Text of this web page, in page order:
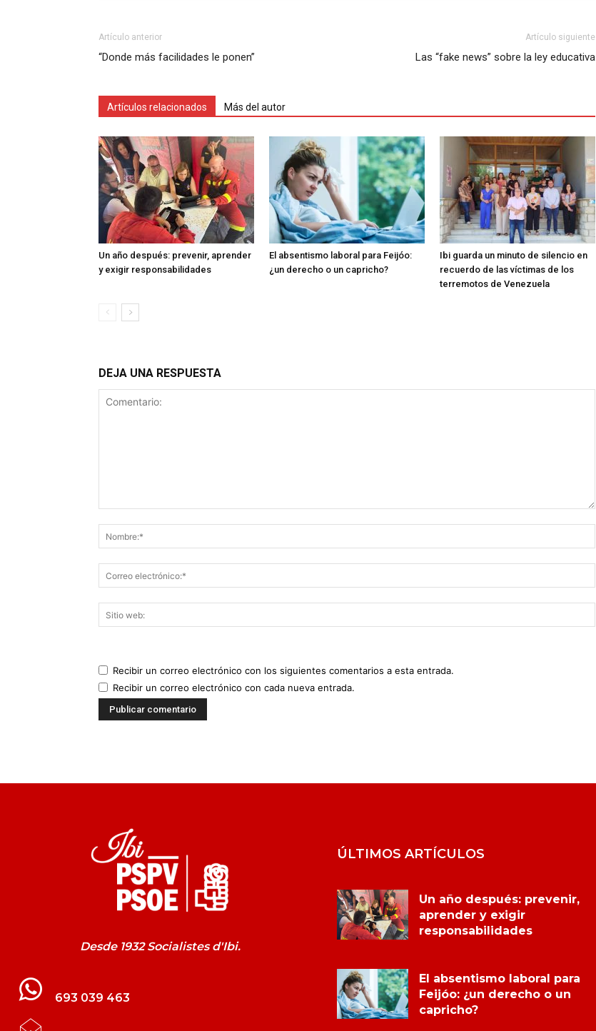
Artículo anterior
“Donde más facilidades le ponen”
Artículo siguiente
Las “fake news” sobre la ley educativa
Artículos relacionados Más del autor
Un año después: prevenir, aprender
y exigir responsabilidades
El absentismo laboral para Feijóo:
¿un derecho o un capricho?
Ibi guarda un minuto de silencio en
recuerdo de las víctimas de los
terremotos de Venezuela
DEJA UNA RESPUESTA
Recibir un correo electrónico con los siguientes comentarios a esta entrada.
Recibir un correo electrónico con cada nueva entrada.
Desde 1932 Socialistes d'Ibi.
693 039 463
ÚLTIMOS ARTÍCULOS
Un año después: prevenir,
aprender y exigir
responsabilidades
El absentismo laboral para
Feijóo: ¿un derecho o un
capricho?